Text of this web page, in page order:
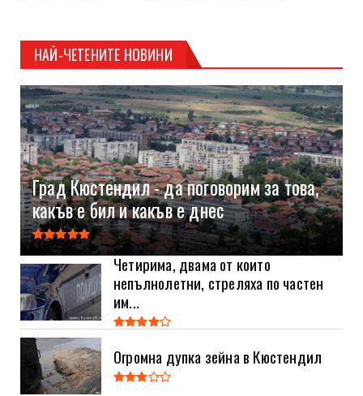
НАЙ-ЧЕТЕНИТЕ НОВИНИ
Град Кюстендил - да поговорим за това,
какъв е бил и какъв е днес
Четирима, двама от които
непълнолетни, стреляха по частен
им...
Огромна дупка зейна в Кюстендил